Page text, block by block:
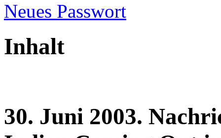
Neues Passwort
Inhalt
30. Juni 2003.